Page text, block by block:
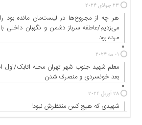
23 جولای 2024
هر چه از مجروح‌ها در لیست‌مان مانده بود
می‌زدیم/عاطفه سرباز دشمن و نگهبان داخلی
مرده بود
01 مه 2024
معلم شهید جنوب شهر تهران محله اتابک/اول
بعد خونسردی و منصرف شدن
28 آوریل 2024
شهیدی که هیچ کس منتظرش نبود!